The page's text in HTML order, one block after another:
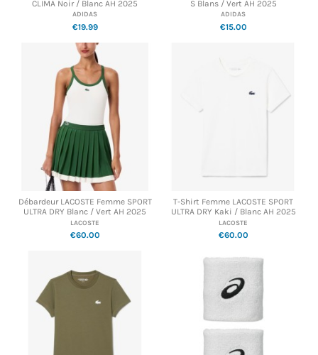
CLIMA Noir / Blanc AH 2025
ADIDAS
€19.99
S Blans / Vert AH 2025
ADIDAS
€15.00
Débardeur LACOSTE Femme SPORT
ULTRA DRY Blanc / Vert AH 2025
LACOSTE
€60.00
T-Shirt Femme LACOSTE SPORT
ULTRA DRY Kaki / Blanc AH 2025
LACOSTE
€60.00